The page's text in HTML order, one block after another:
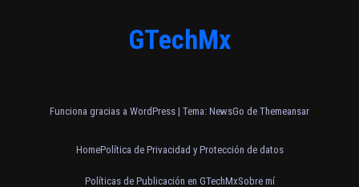
GTechMx
Funciona gracias a WordPress | Tema: NewsGo de Themeansar
HomePolítica de Privacidad y Protección de datos
Políticas de Publicación en GTechMxSobre mí